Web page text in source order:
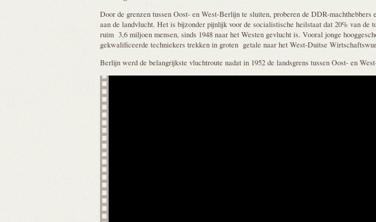
Door de grenzen tussen Oost- en West-Berlijn te sluiten, proberen de DDR-machthebbers
aan de landvlucht. Het is bijzonder pijnlijk voor de socialistische heilstaat dat 20% van de
ruim 3,6 miljoen mensen, sinds 1948 naar het Westen gevlucht is. Vooral jonge
gekwalificeerde techniekers trekken in groten getale naar het West-Duitse
Berlijn werd de belangrijkste vluchtroute nadat in 1952 de landsgrens tussen Oost- en